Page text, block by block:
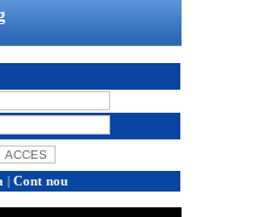
| Cont nou